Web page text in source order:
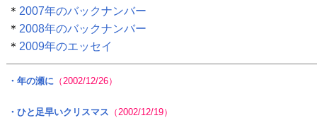
＊ 2007年のバックナンバー
＊ 2008年のバックナンバー
＊ 2009年のエッセイ
・年の瀬に（2002/12/26）
・ひと足早いクリスマス （2002/12/19）